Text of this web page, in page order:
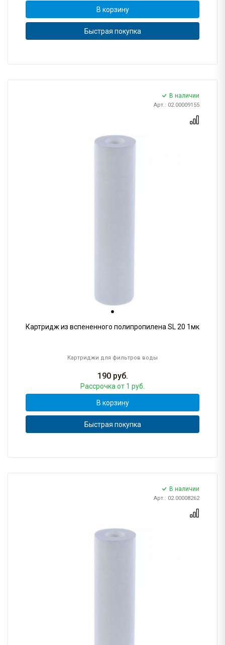
В корзину
Быстрая покупка
В наличии
Арт.: 02.00009155
Картридж из вспененного полипропилена SL 20 1мк
Картриджи для фильтров воды
190руб.
Рассрочка от 1 руб.
В корзину
Быстрая покупка
В наличии
Арт.: 02.00008262